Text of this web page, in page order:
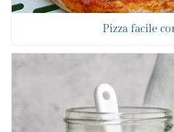
Pizza facile